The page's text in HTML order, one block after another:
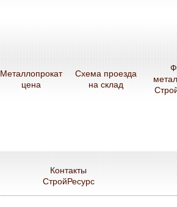
Металлопрокат
цена
Схема проезда
на склад
Контакты
СтройРесурс